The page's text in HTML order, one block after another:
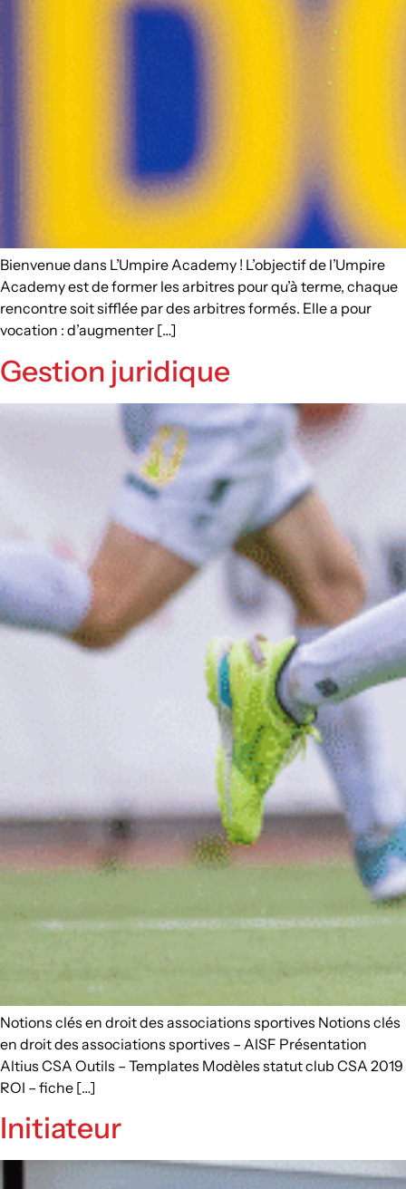
Bienvenue dans L’Umpire Academy ! L’objectif de l’Umpire
Academy est de former les arbitres pour qu’à terme, chaque
rencontre soit sifflée par des arbitres formés. Elle a pour
vocation : d’augmenter […]
Gestion juridique
Notions clés en droit des associations sportives Notions clés
en droit des associations sportives – AISF Présentation
Altius CSA Outils – Templates Modèles statut club CSA 2019
ROI – fiche […]
Initiateur